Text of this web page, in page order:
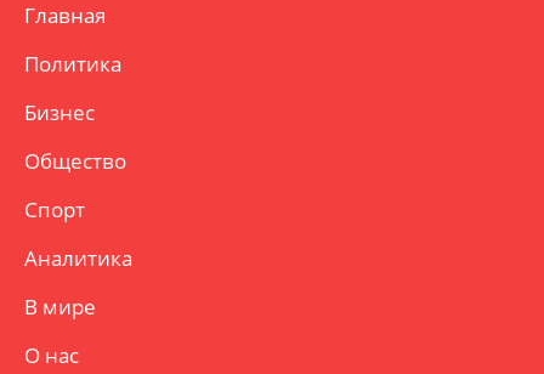
Главная
Политика
Бизнес
Общество
Спорт
Аналитика
В мире
О нас